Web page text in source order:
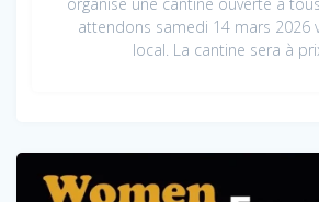
attendons samedi 14 mars 2026
local. La cantine sera à